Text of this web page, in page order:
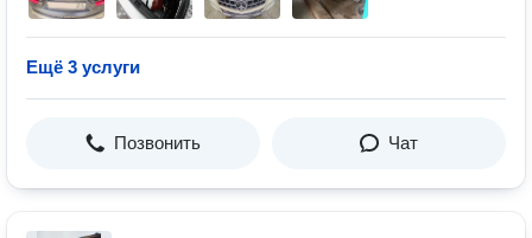
Ещё 3 услуги
Позвонить Чат